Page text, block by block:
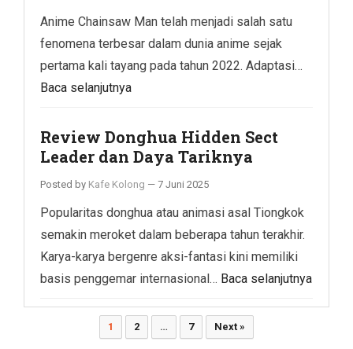
Anime Chainsaw Man telah menjadi salah satu
fenomena terbesar dalam dunia anime sejak
pertama kali tayang pada tahun 2022. Adaptasi…
Baca selanjutnya
Review Donghua Hidden Sect
Leader dan Daya Tariknya
Posted by Kafe Kolong — 7 Juni 2025
Popularitas donghua atau animasi asal Tiongkok
semakin meroket dalam beberapa tahun terakhir.
Karya-karya bergenre aksi-fantasi kini memiliki
basis penggemar internasional… Baca selanjutnya
1 2 … 7 Next »